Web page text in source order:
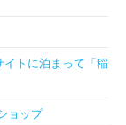
イトに泊まって「稲
ョップ